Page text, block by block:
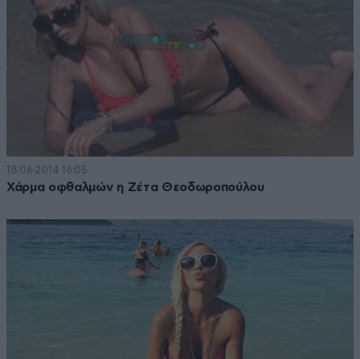
18·06·2014 16:05
Χάρμα οφθαλμών η Ζέτα Θεοδωροπούλου